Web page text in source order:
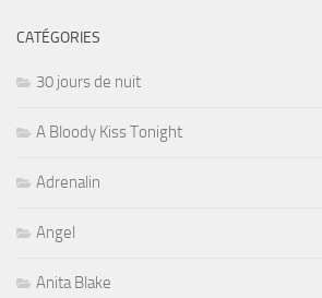
CATÉGORIES
30 jours de nuit
A Bloody Kiss Tonight
Adrenalin
Angel
Anita Blake